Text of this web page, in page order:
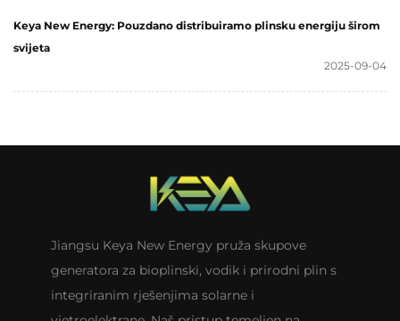
Keya New Energy: Pouzdano distribuiramo plinsku energiju širom
svijeta
2025-09-04
Jiangsu Keya New Energy pruža skupove
generatora za bioplinski, vodik i prirodni plin s
integriranim rješenjima solarne i